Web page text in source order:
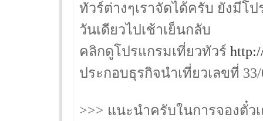
ทัวร์ต่างๆเราจัดได้ครับ ยังมีโ
วันเดียวไปเช้าเย็นกลับ
คลิกดูโปรแกรมเที่ยวทัวร์
ประกอบธุรกิจนำเที่ยวเลขที่ 33/
>>> แนะนำครับในการจองตั๋ว